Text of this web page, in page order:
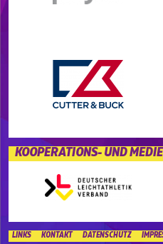
KOOPERATIONS- UND
LINKS KONTAKT DATENSCHUTZ